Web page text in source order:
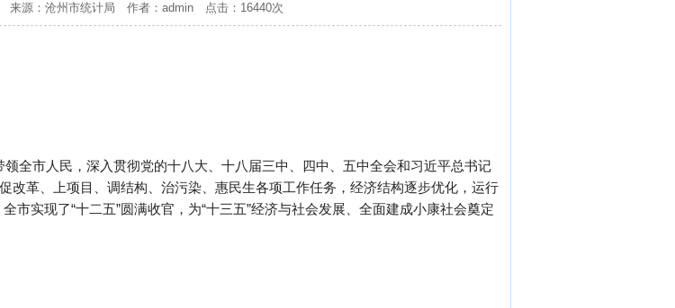
来源：沧州市统计局 作者：admin 点击：16440次
全市人民，深入贯彻党的十八大、十八届三中、四中、五中全会和习近平总书记
改革、上项目、调结构、治污染、惠民生各项工作任务，经济结构逐步优化，运行
市实现了“十二五”圆满收官，为“十三五”经济与社会发展、全面建成小康社会奠定